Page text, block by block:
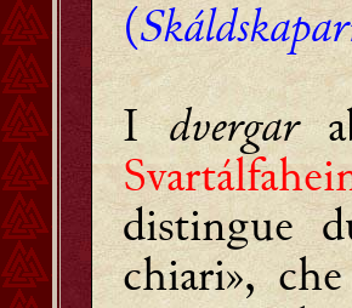
(
Idvergar
distingue
chiari»,